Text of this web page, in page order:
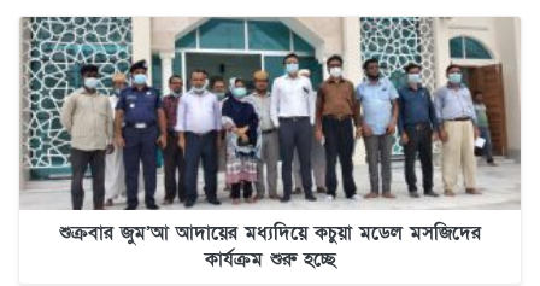
শুক্রবার জুম’আ আদায়ের মধ্যদিয়ে কচুয়া মডেল মসজিদের
কার্যক্রম শুরু হচ্ছে